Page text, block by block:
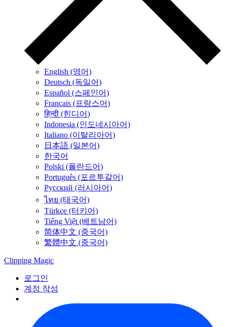
English (영어)
Deutsch (독일어)
Español (스페인어)
Français (프랑스어)
हिन्दी (힌디어)
Indonesia (인도네시아어)
Italiano (이탈리아어)
日本語 (일본어)
한국어
Polski (폴란드어)
Português (포르투갈어)
Русский (러시아어)
ไทย (태국어)
Türkçe (터키어)
Tiếng Việt (베트남어)
简体中文 (중국어)
繁體中文 (중국어)
Clipping Magic
로그인
계정 작성